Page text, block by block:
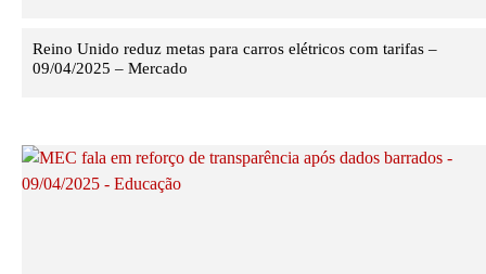
Reino Unido reduz metas para carros elétricos com tarifas –
09/04/2025 – Mercado